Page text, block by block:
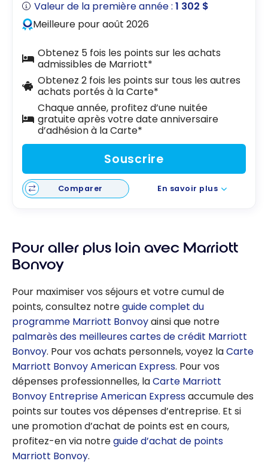
Valeur de la première année :1 302 $
Meilleure pour août 2026
Obtenez 5 fois les points sur les achats
admissibles de Marriott*
Obtenez 2 fois les points sur tous les autres
achats portés à la Carte*
Chaque année, profitez d’une nuitée
gratuite après votre date anniversaire
d’adhésion à la Carte*
Souscrire
Comparer En savoir plus
Pour aller plus loin avec Marriott
Bonvoy
Pour maximiser vos séjours et votre cumul de
points, consultez notreguide complet du
programme Marriott Bonvoyainsi que notre
palmarès des meilleures cartes de crédit Marriott
Bonvoy. Pour vos achats personnels, voyez laCarte
Marriott Bonvoy American Express. Pour vos
dépenses professionnelles, laCarte Marriott
Bonvoy Entreprise American Expressaccumule des
points sur toutes vos dépenses d’entreprise. Et si
une promotion d’achat de points est en cours,
profitez-en via notreguide d’achat de points
Marriott Bonvoy.